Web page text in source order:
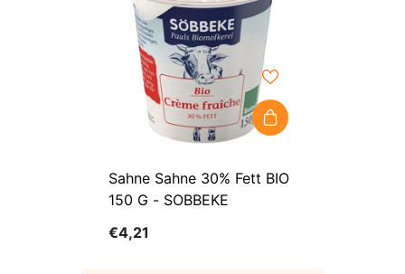
Sahne Sahne 30% Fett BIO
150 G - SOBBEKE
€4,21